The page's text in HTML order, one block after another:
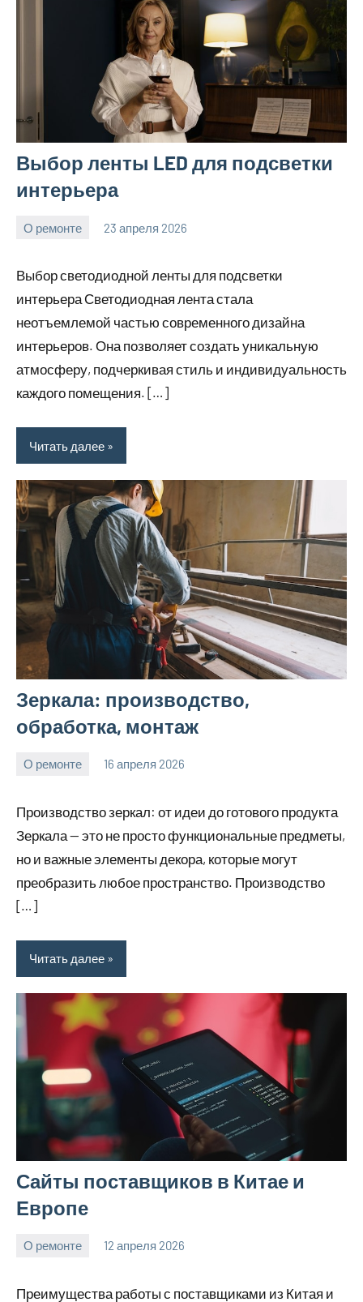
Выбор ленты LED для подсветки
интерьера
О ремонте 23 апреля 2026
Avtor
Нет
Выбор светодиодной ленты для подсветки
интерьера Светодиодная лента стала
неотъемлемой частью современного дизайна
интерьеров. Она позволяет создать уникальную
атмосферу, подчеркивая стиль и индивидуальность
каждого помещения. […]
Читать далее
Зеркала: производство,
обработка, монтаж
О ремонте 16 апреля 2026
Avtor
Нет
Производство зеркал: от идеи до готового продукта
Зеркала — это не просто функциональные предметы,
но и важные элементы декора, которые могут
преобразить любое пространство. Производство
[…]
Читать далее
Сайты поставщиков в Китае и
Европе
О ремонте 12 апреля 2026
Avtor
Нет
Преимущества работы с поставщиками из Китая и